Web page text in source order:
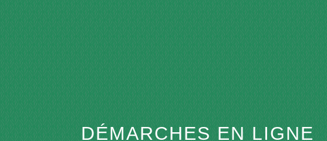
DÉMARCHES EN LIGNE